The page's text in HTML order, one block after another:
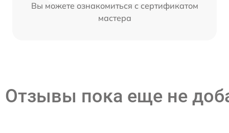
Вы можете ознакомиться с сертификатом
мастера
Отзывы пока еще не